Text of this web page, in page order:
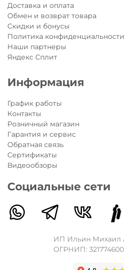
Доставка и оплата
Обмен и возврат товара
Скидки и бонусы
Политика
Наши партнеры
Яндекс Сплит
Информация
График работы
Контакты
Розничный магазин
Гарантия и сервис
Обратная связь
Сертификаты
Видеообзоры
Социальные сети
ИП Ильин Михаил
ОГРНИП: